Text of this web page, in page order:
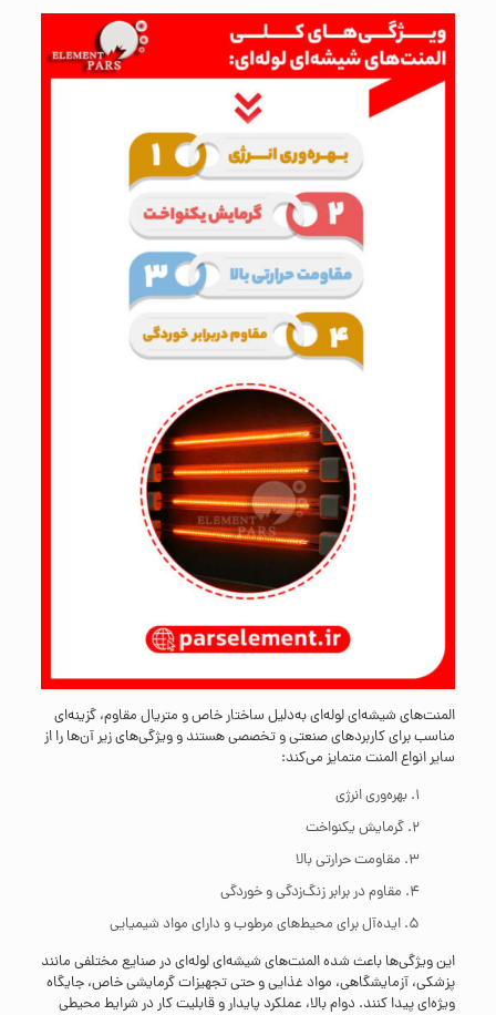
المنت‌های شیشه‌ای لوله‌ای به‌دلیل ساختار خاص و متریال مقاوم، گزینه‌ای
مناسب برای کاربردهای صنعتی و تخصصی هستند و ویژگی‌های زیر آن‌ها را از
سایر انواع المنت متمایز می‌کند:
بهره‌وری انرژی
گرمایش یکنواخت
مقاومت حرارتی بالا
مقاوم در برابر زنگ‌زدگی و خوردگی
ایده‌آل برای محیط‌های مرطوب و دارای مواد شیمیایی
این ویژگی‌ها باعث شده المنت‌های شیشه‌ای لوله‌ای در صنایع مختلفی مانند
پزشکی، آزمایشگاهی، مواد غذایی و حتی تجهیزات گرمایشی خاص، جایگاه
ویژه‌ای پیدا کنند. دوام بالا، عملکرد پایدار و قابلیت کار در شرایط محیطی